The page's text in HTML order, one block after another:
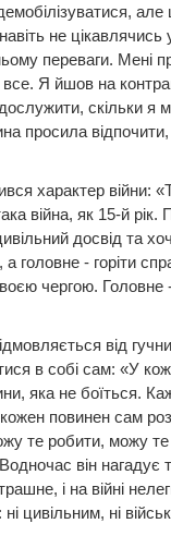
не
переваги. Мені
Я йшов на
скільки я
просила
характер війни:
війна, як 15-й рік.
досвід та
а головне - горіти
чергою. Головне
від
в собі сам: «У
яка не боїться.
повинен сам
те робити, можу
він нагадує
і на війні
цивільним, ні